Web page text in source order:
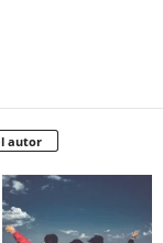
autor